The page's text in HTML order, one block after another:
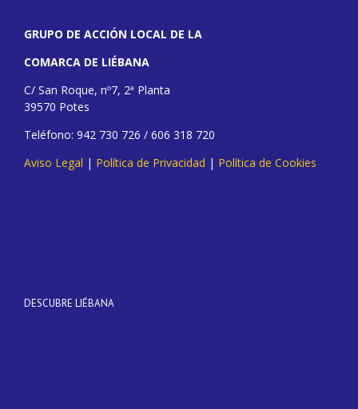
GRUPO DE ACCIÓN LOCAL DE LA
COMARCA DE LIÉBANA
C/ San Roque, nº7, 2ª Planta
39570 Potes
Teléfono: 942 730 726 / 606 318 720
Aviso Legal | Política de Privacidad | Política de Cookies
DESCUBRE LIÉBANA